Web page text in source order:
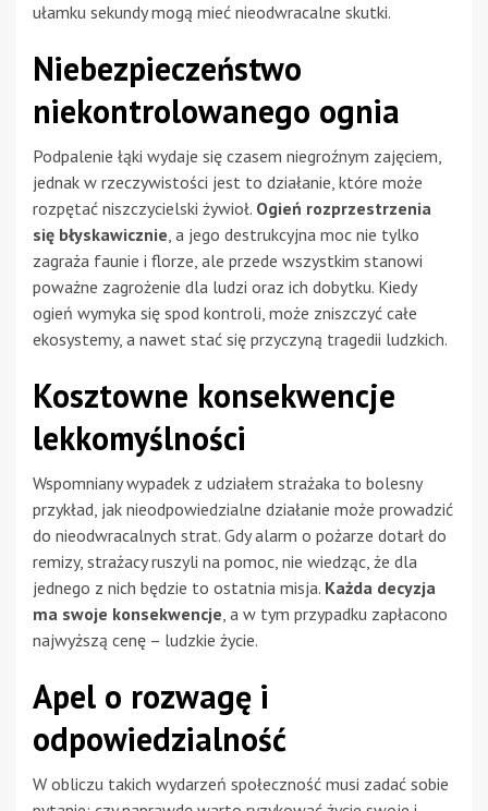
ułamku sekundy mogą mieć nieodwracalne skutki.
Niebezpieczeństwo
niekontrolowanego ognia
Podpalenie łąki wydaje się czasem niegroźnym zajęciem,
jednak w rzeczywistości jest to działanie, które może
rozpętać niszczycielski żywioł. Ogień rozprzestrzenia
się błyskawicznie, a jego destrukcyjna moc nie tylko
zagraża faunie i florze, ale przede wszystkim stanowi
poważne zagrożenie dla ludzi oraz ich dobytku. Kiedy
ogień wymyka się spod kontroli, może zniszczyć całe
ekosystemy, a nawet stać się przyczyną tragedii ludzkich.
Kosztowne konsekwencje
lekkomyślności
Wspomniany wypadek z udziałem strażaka to bolesny
przykład, jak nieodpowiedzialne działanie może prowadzić
do nieodwracalnych strat. Gdy alarm o pożarze dotarł do
remizy, strażacy ruszyli na pomoc, nie wiedząc, że dla
jednego z nich będzie to ostatnia misja. Każda decyzja
ma swoje konsekwencje, a w tym przypadku zapłacono
najwyższą cenę – ludzkie życie.
Apel o rozwagę i
odpowiedzialność
W obliczu takich wydarzeń społeczność musi zadać sobie